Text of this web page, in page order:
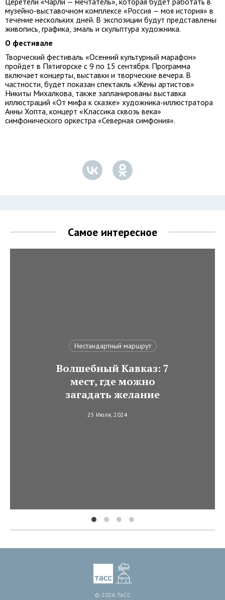
музейно-выставочном комплексе «Россия — моя история» в
течение нескольких дней. В экспозиции будут представлены
живопись, графика, эмаль и скульптура художника.
О фестивале
Творческий фестиваль «Осенний культурный марафон»
пройдет в Пятигорске с 9 по 15 сентября. Программа
включает концерты, выставки и творческие вечера. В
частности, будет показан спектакль «Жены артистов»
Никиты Михалкова, также запланированы выставка
иллюстраций «От мифа к сказке» художника-иллюстратора
Анны Хопта, концерт «Классика сквозь века»
симфонического оркестра «Северная симфония».
Самое интересное
Нестандартный маршрут
Волшебный Кавказ: 7
мест, где можно
загадать желание
25 Июля, 2024
© 2026 ТАСС